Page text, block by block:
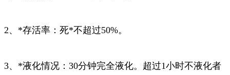
2、*存活率：死*不超过50%。
3、*液化情况：30分钟完全液化。超过1小时不液化者